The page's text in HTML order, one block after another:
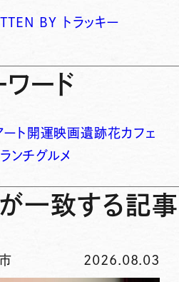
BY トラッキー
ード
ート 開運映画遺跡花カフェ
ランチグルメ
一致する記事
2026.08.03